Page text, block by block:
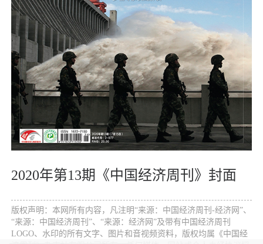
2020年第13期《中国经济周刊》封面
版权声明：本网所有内容，凡注明“来源：中国经济周刊-经济网”、
“来源：中国经济周刊”、“来源：经济网”及带有中国经济周刊
LOGO、水印的所有文字、图片和音视频资料，版权均属《中国经